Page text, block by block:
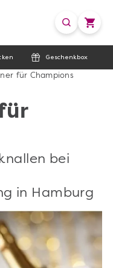
Geschenkbox
für Champions
bei
in Hamburg